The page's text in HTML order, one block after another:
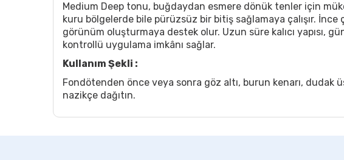
Medium Deep tonu, buğdaydan esmere dönük tenler için
kuru bölgelerde bile pürüzsüz bir bitiş sağlamaya çalışır.
görünüm oluşturmaya destek olur. Uzun süre kalıcı yapısı,
kontrollü uygulama imkânı sağlar.
Kullanım Şekli :
Fondötenden önce veya sonra göz altı, burun kenarı, dudak
nazikçe dağıtın.